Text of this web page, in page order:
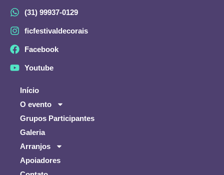
(31) 99937-0129
ficfestivaldecorais
Facebook
Youtube
Início
O evento
Grupos Participantes
Galeria
Arranjos
Apoiadores